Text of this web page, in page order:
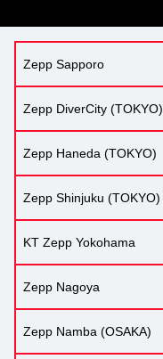
Zepp Sapporo
Zepp DiverCity (TOKYO)
Zepp Haneda (TOKYO)
Zepp Shinjuku (TOKYO)
KT Zepp Yokohama
Zepp Nagoya
Zepp Namba (OSAKA)